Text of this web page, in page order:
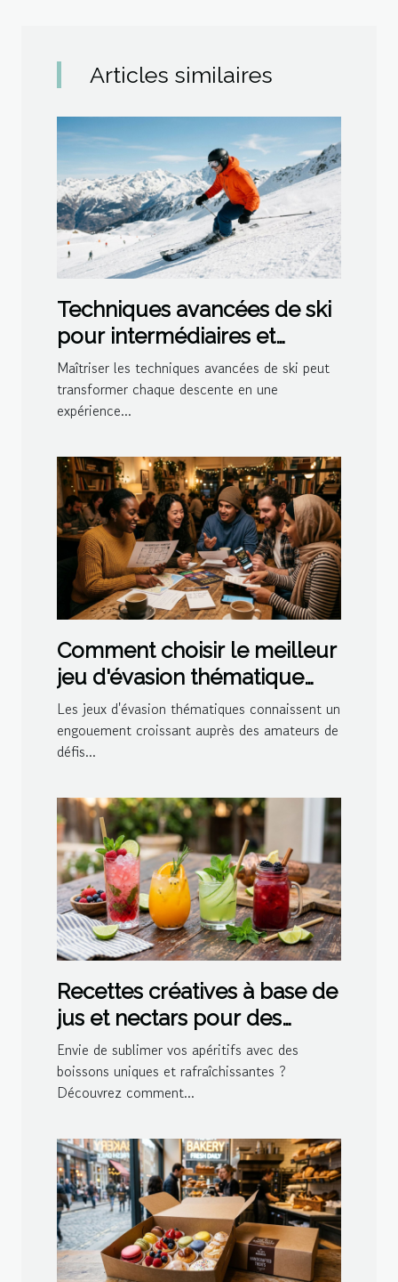
Articles similaires
Techniques avancées de ski
pour intermédiaires et
experts
Maîtriser les techniques avancées de ski peut
transformer chaque descente en une
expérience...
Comment choisir le meilleur
jeu d'évasion thématique
pour votre prochaine sortie
?
Les jeux d'évasion thématiques connaissent un
engouement croissant auprès des amateurs de
défis...
Recettes créatives à base de
jus et nectars pour des
cocktails maison
Envie de sublimer vos apéritifs avec des
boissons uniques et rafraîchissantes ?
Découvrez comment...